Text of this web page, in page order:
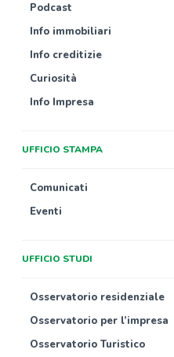
Podcast
Info immobiliari
Info creditizie
Curiosità
Info Impresa
UFFICIO STAMPA
Comunicati
Eventi
UFFICIO STUDI
Osservatorio residenziale
Osservatorio per l’impresa
Osservatorio Turistico